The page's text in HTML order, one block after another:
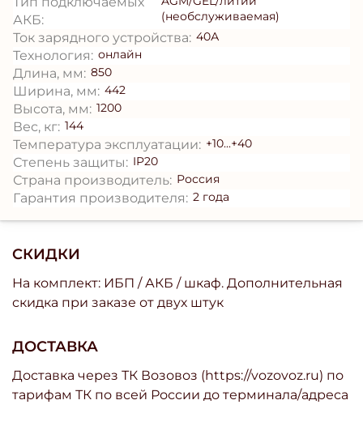
СКИДКИ
На комплект: ИБП / АКБ / шкаф. Дополнительная
скидка при заказе от двух штук
ДОСТАВКА
Доставка через ТК Возовоз (https://vozovoz.ru) по
тарифам ТК по всей России до терминала/адреса
АКБ:
(необслуживаемая)
Ток зарядного устройства: 40А
Технология: онлайн
Длина, мм: 850
Ширина, мм: 442
Высота, мм: 1200
Вес, кг: 144
Температура эксплуатации: +10...+40
Степень защиты: IP20
Страна производитель: Россия
Гарантия производителя: 2 года